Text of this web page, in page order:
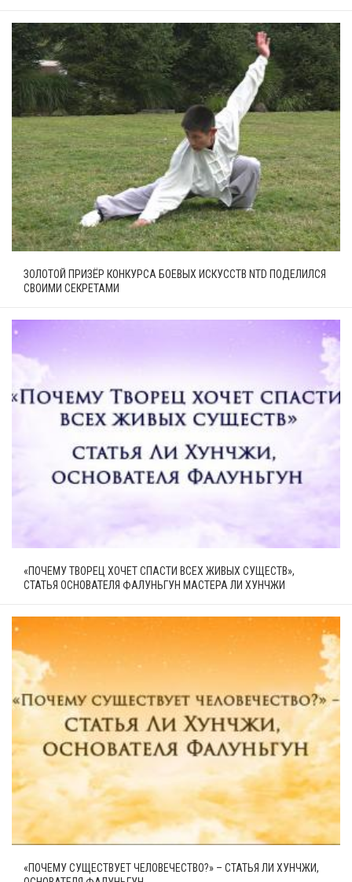
ЗОЛОТОЙ ПРИЗЁР КОНКУРСА БОЕВЫХ ИСКУССТВ NTD ПОДЕЛИЛСЯ
СВОИМИ СЕКРЕТАМИ
«ПОЧЕМУ ТВОРЕЦ ХОЧЕТ СПАСТИ ВСЕХ ЖИВЫХ СУЩЕСТВ»,
СТАТЬЯ ОСНОВАТЕЛЯ ФАЛУНЬГУН МАСТЕРА ЛИ ХУНЧЖИ
«ПОЧЕМУ СУЩЕСТВУЕТ ЧЕЛОВЕЧЕСТВО?» – СТАТЬЯ ЛИ ХУНЧЖИ,